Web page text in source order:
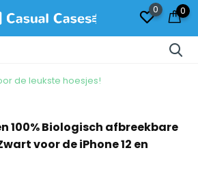
0 0
de leukste hoesjes!
100% Biologisch afbreekbare
voor de iPhone 12 en